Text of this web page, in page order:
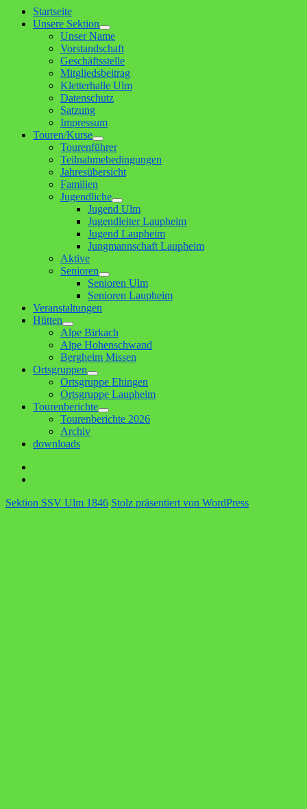
Startseite
Unsere Sektion
Untermenü
anzeigen
Unser Name
Vorstandschaft
Geschäftsstelle
Mitgliedsbeitrag
Kletterhalle Ulm
Datenschutz
Satzung
Impressum
Touren/Kurse
Untermenü
anzeigen
Tourenführer
Teilnahmebedingungen
Jahresübersicht
Familien
Jugendliche
Untermenü
anzeigen
Jugend Ulm
Jugendleiter Laupheim
Jugend Laupheim
Jungmannschaft Laupheim
Aktive
Senioren
Untermenü
anzeigen
Senioren Ulm
Senioren Laupheim
Veranstaltungen
Hütten
Untermenü
anzeigen
Alpe Birkach
Alpe Hohenschwand
Bergheim Missen
Ortsgruppen
Untermenü
anzeigen
Ortsgruppe Ehingen
Ortsgruppe Laupheim
Tourenberichte
Untermenü
anzeigen
Tourenberichte 2026
Archiv
downloads
Sektion SSV Ulm 1846 Stolz präsentiert von WordPress